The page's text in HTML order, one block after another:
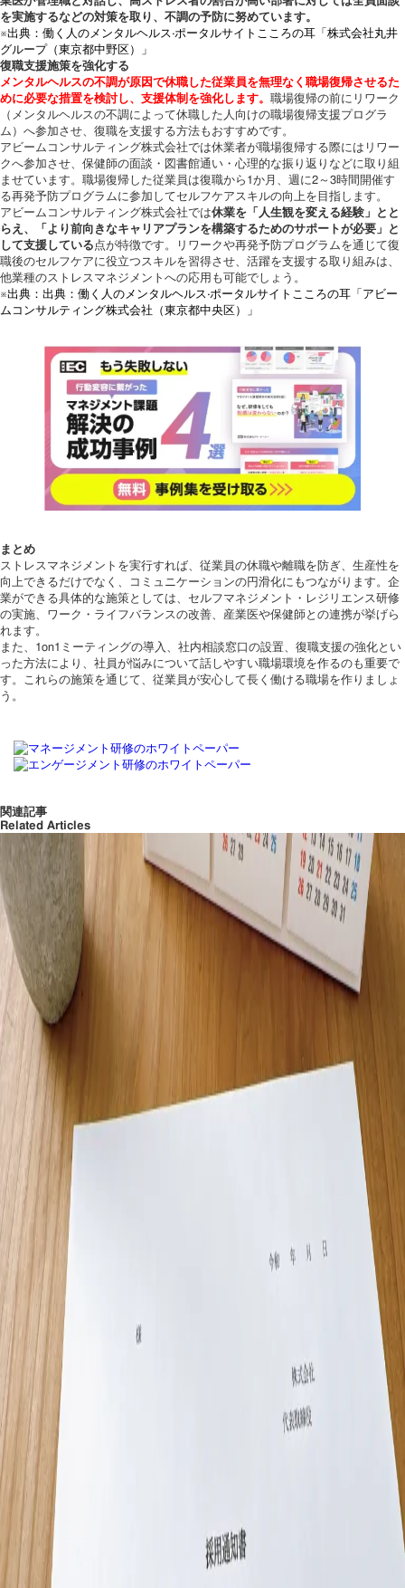
を実施するなどの対策を取り、不調の予防に努めています。
※出典：働く人のメンタルヘルス·ポータルサイトこころの耳「株式会社丸井
グループ（東京都中野区）」
復職支援施策を強化する
メンタルヘルスの不調が原因で休職した従業員を無理なく職場復帰させるた
めに必要な措置を検討し、支援体制を強化します。 職場復帰の前にリワーク
（メンタルヘルスの不調によって休職した人向けの職場復帰支援プログラ
ム）へ参加させ、復職を支援する方法もおすすめです。
アビームコンサルティング株式会社では休業者が職場復帰する際にはリワー
クへ参加させ、保健師の面談・図書館通い・心理的な振り返りなどに取り組
ませています。職場復帰した従業員は復職から1か月、週に2～3時間開催す
る再発予防プログラムに参加してセルフケアスキルの向上を目指します。
アビームコンサルティング株式会社では休業を「人生観を変える経験」とと
らえ、「より前向きなキャリアプランを構築するためのサポートが必要」と
して支援している点が特徴です。リワークや再発予防プログラムを通じて復
職後のセルフケアに役立つスキルを習得させ、活躍を支援する取り組みは、
他業種のストレスマネジメントへの応用も可能でしょう。
※出典：出典：働く人のメンタルヘルス·ポータルサイトこころの耳「アビー
ムコンサルティング株式会社（東京都中央区）」
まとめ
ストレスマネジメントを実行すれば、従業員の休職や離職を防ぎ、生産性を
向上できるだけでなく、コミュニケーションの円滑化にもつながります。企
業ができる具体的な施策としては、セルフマネジメント・レジリエンス研修
の実施、ワーク・ライフバランスの改善、産業医や保健師との連携が挙げら
れます。
また、1on1ミーティングの導入、社内相談窓口の設置、復職支援の強化とい
った方法により、社員が悩みについて話しやすい職場環境を作るのも重要で
す。これらの施策を通じて、従業員が安心して長く働ける職場を作りましょ
う。
関連記事
Related Articles